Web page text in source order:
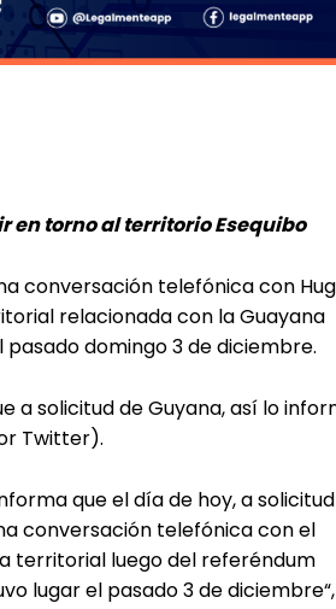
en torno al territorio Esequibo
conversación telefónica con
relacionada con la Guayana
domingo 3 de diciembre.
a solicitud de Guyana, así lo
Twitter).
que el día de hoy, a solicitud
conversación telefónica con el
territorial luego del referéndum
lugar el pasado 3 de diciembre“,